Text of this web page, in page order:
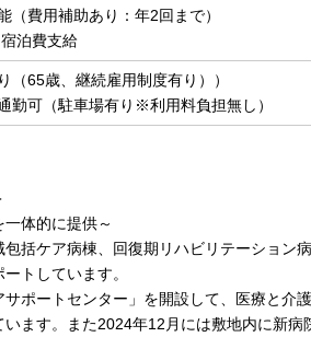
（費用補助あり：年2回まで）
泊費支給
（65歳、継続雇用制度有り））
勤可（駐車場有り※利用料負担無し）
一体的に提供～
括ケア病棟、回復期リハビリテーション
トしています。
サポートセンター」を開設して、医療と
ます。また2024年12月には敷地内に新病